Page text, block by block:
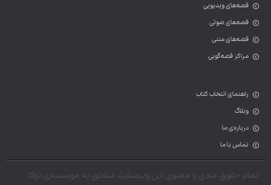
قصه‌های ویدیویی
قصه‌های صوتی
قصه‌های متنی
مراکز قصه‌گویی
راهنمای انتخاب کتاب
وبلاگ
درباره‌ی ما
تماس با ما
تمام حقوق مادی و معنوی این وب‌سایت متعلق به موسسه‌ی توکا